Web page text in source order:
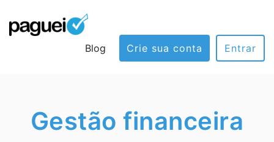
Blog Crie sua conta Entrar
Gestão financeira